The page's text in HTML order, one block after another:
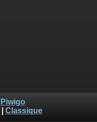
Piwigo
Classique